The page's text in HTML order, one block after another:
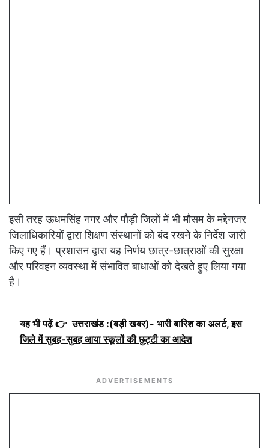
इसी तरह ऊधमसिंह नगर और पौड़ी जिलों में भी मौसम के मद्देनजर
जिलाधिकारियों द्वारा शिक्षण संस्थानों को बंद रखने के निर्देश जारी
किए गए हैं। प्रशासन द्वारा यह निर्णय छात्र-छात्राओं की सुरक्षा
और परिवहन व्यवस्था में संभावित बाधाओं को देखते हुए लिया गया
है।
यह भी पढ़ें 👉 उत्तराखंड :(बड़ी खबर)- भारी बारिश का अलर्ट, इस
जिले में सुबह-सुबह आया स्कूलों की छुट्टी का आदेश
ADVERTISEMENTS